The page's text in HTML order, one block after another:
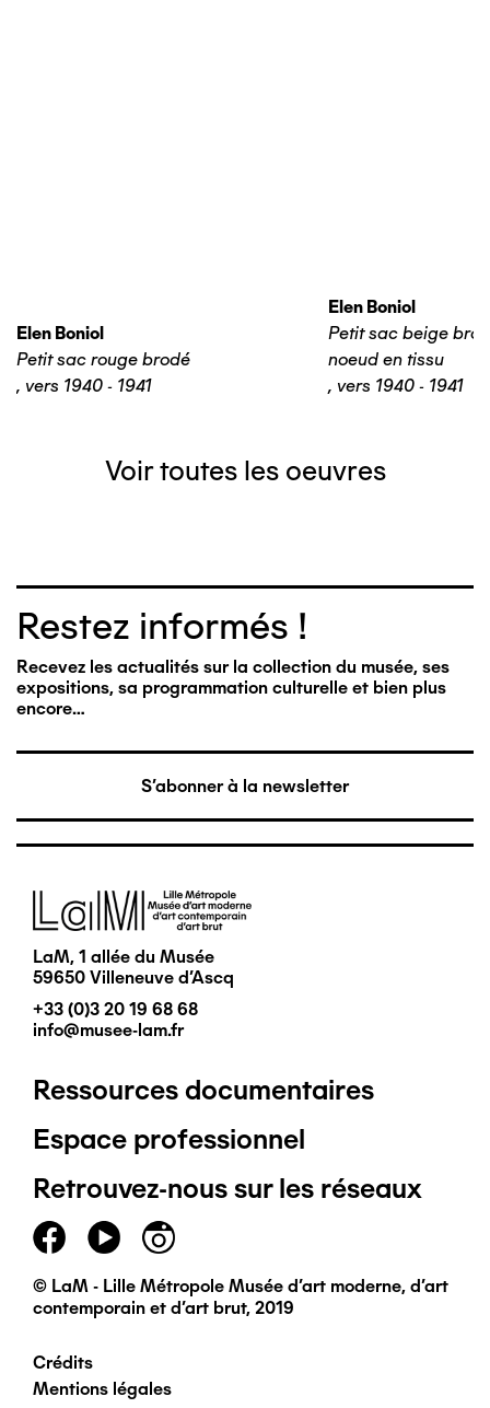
Elen Boniol
Petit sac rouge brodé
, vers 1940 - 1941
Elen Boniol
Petit sac beige
noeud en tissu
, vers 1940 - 1941
Voir toutes les oeuvres
Restez informés !
Recevez les actualités sur la collection du musée, ses
expositions, sa programmation culturelle et bien plus
encore…
S'abonner à la newsletter
Image
LaM, 1 allée du Musée
59650 Villeneuve d'Ascq
+33 (0)3 20 19 68 68
info@musee-lam.fr
Pied
de
page
principal
Ressources documentaires
Espace professionnel
Retrouvez-nous sur les réseaux
© LaM - Lille Métropole Musée d'art moderne, d'art
contemporain et d'art brut, 2019
Pied
Crédits
Mentions légales